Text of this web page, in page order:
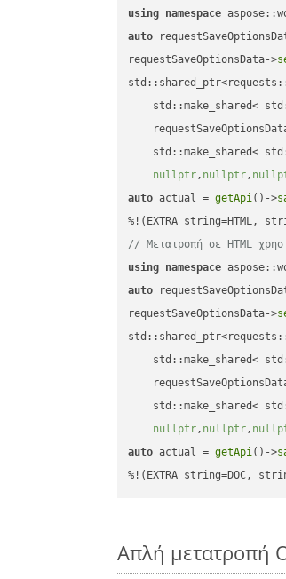
using namespace
auto
requestSaveOptionsData->
std::make_shared<
std::make_shared<
nullptr, nullptr,
auto actual = getApi()->
// Μετατροπή σε HTML
using namespace
auto
requestSaveOptionsData->
std::make_shared<
std::make_shared<
nullptr, nullptr,
auto actual = getApi()->
%!(EXTRA string=DOC,
Απλή μετατροπή